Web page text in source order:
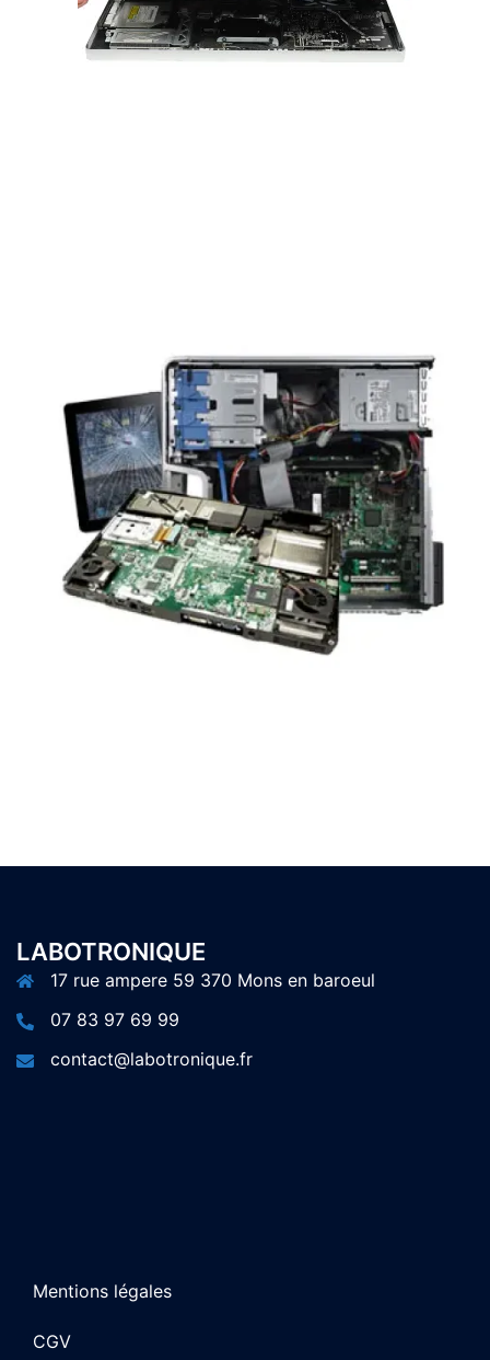
LABOTRONIQUE
17 rue ampere 59 370 Mons en baroeul
07 83 97 69 99
contact@labotronique.fr
Mentions légales
CGV